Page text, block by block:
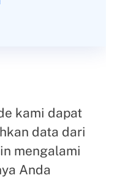
kami dapat
data dari
mengalami
Anda